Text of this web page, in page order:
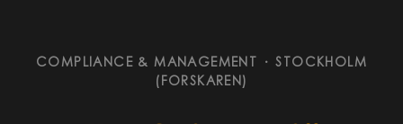
COMPLIANCE & MANAGEMENT ·
STOCKHOLM
(FORSKAREN)